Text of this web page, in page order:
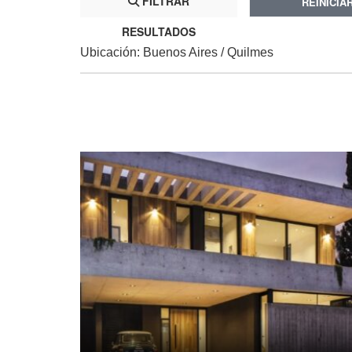
RESULTADOS
Ubicación: Buenos Aires / Quilmes